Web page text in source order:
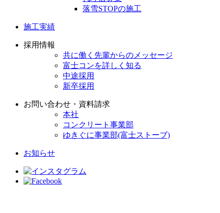
落雪STOPの施工
施工実績
採用情報
共に働く先輩からのメッセージ
富士コンを詳しく知る
中途採用
新卒採用
お問い合わせ・資料請求
本社
コンクリート事業部
ゆきぐに事業部(富士ストーブ)
お知らせ